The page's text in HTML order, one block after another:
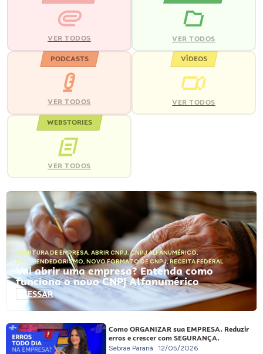
VER TODOS VER TODOS
PODCASTS
VER TODOS
VÍDEOS
VER TODOS
WEBSTORIES
VER TODOS
ABERTURA DE EMPRESA, ABRIR CNPJ,CNPJ ALFANUMÉRICO,
EMPREENDEDORISMO, NOVO FORMATO DE CNPJ,RECEITA FEDERAL
Vai abrir uma empresa? Entenda como
funciona o novo CNPJ Alfanumérico
ACESSAR
Como ORGANIZAR sua EMPRESA. Reduzir
erros e crescer com SEGURANÇA.
Sebrae Paraná 12/05/2026